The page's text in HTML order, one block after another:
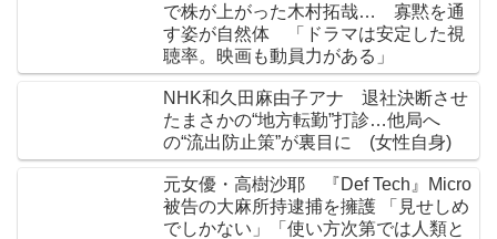
で株が上がった木村拓哉… 寡黙を通
す姿が自然体 「ドラマは安定した視
聴率。映画も動員力がある」
NHK和久田麻由子アナ 退社決断させ
たまさかの“地方転勤”打診…他局へ
の“流出防止策”が裏目に (女性自身)
元女優・高樹沙耶 『Def Tech』Micro
被告の大麻所持逮捕を擁護 「見せしめ
でしかない」「使い方次第では人類と